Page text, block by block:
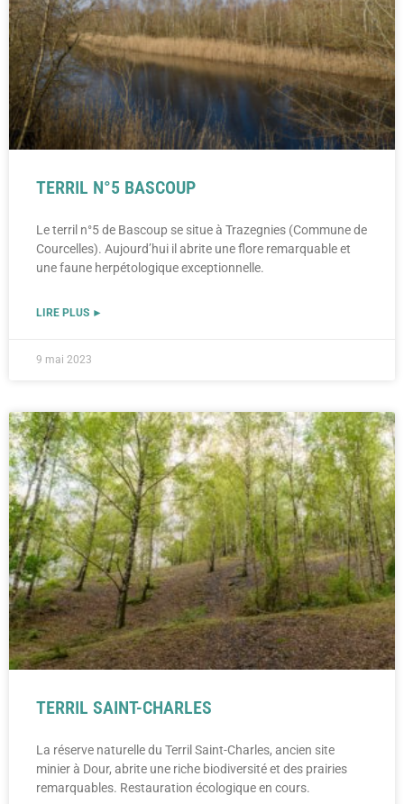
TERRIL N°5 BASCOUP
Le terril n°5 de Bascoup se situe à Trazegnies (Commune de
Courcelles). Aujourd’hui il abrite une flore remarquable et
une faune herpétologique exceptionnelle.
LIRE PLUS ►
9 mai 2023
TERRIL SAINT-CHARLES
La réserve naturelle du Terril Saint-Charles, ancien site
minier à Dour, abrite une riche biodiversité et des prairies
remarquables. Restauration écologique en cours.